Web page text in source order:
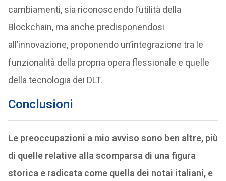
cambiamenti, sia riconoscendo l’utilità della
Blockchain, ma anche predisponendosi
all’innovazione, proponendo un’integrazione tra le
funzionalità della propria opera flessionale e quelle
della tecnologia dei DLT.
Conclusioni
Le preoccupazioni a mio avviso sono ben altre, più
di quelle relative alla scomparsa di una figura
storica e radicata come quella dei notai italiani, e